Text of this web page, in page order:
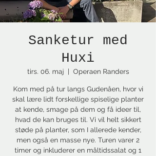
Sanketur med
Huxi
tirs. 06. maj
  |
Operaen Randers
Kom med på tur langs Gudenåen, hvor vi
skal lære lidt forskellige spiselige planter
at kende, smage på dem og få ideer til,
hvad de kan bruges til. Vi vil helt sikkert
støde på planter, som I allerede kender,
men også en masse nye. Turen varer 2
timer og inkluderer en måltidssalat og 1